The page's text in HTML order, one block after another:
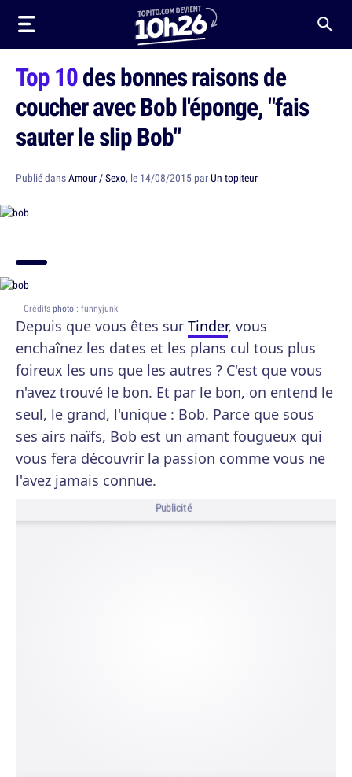
Top 10des bonnes raisons de
coucher avec Bob l'éponge, "fais
sauter le slip Bob"
Publié dansAmour / Sexo, le 14/08/2015 parUn topiteur
Crédits photo : funnyjunk
Depuis que vous êtes sur Tinder, vous
enchaînez les dates et les plans cul tous plus
foireux les uns que les autres ? C'est que vous
n'avez trouvé le bon. Et par le bon, on entend le
seul, le grand, l'unique : Bob. Parce que sous
ses airs naïfs, Bob est un amant fougueux qui
vous fera découvrir la passion comme vous ne
l'avez jamais connue.
Publicité